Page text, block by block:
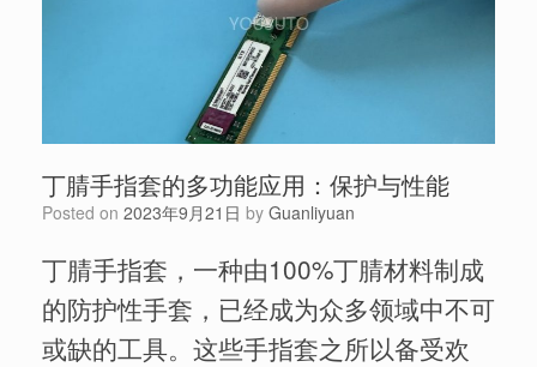
丁腈手指套的多功能应用：保护与性能
Posted on 2023年9月21日 by Guanliyuan
丁腈手指套，一种由100%丁腈材料制成
的防护性手套，已经成为众多领域中不可
或缺的工具。这些手指套之所以备受欢